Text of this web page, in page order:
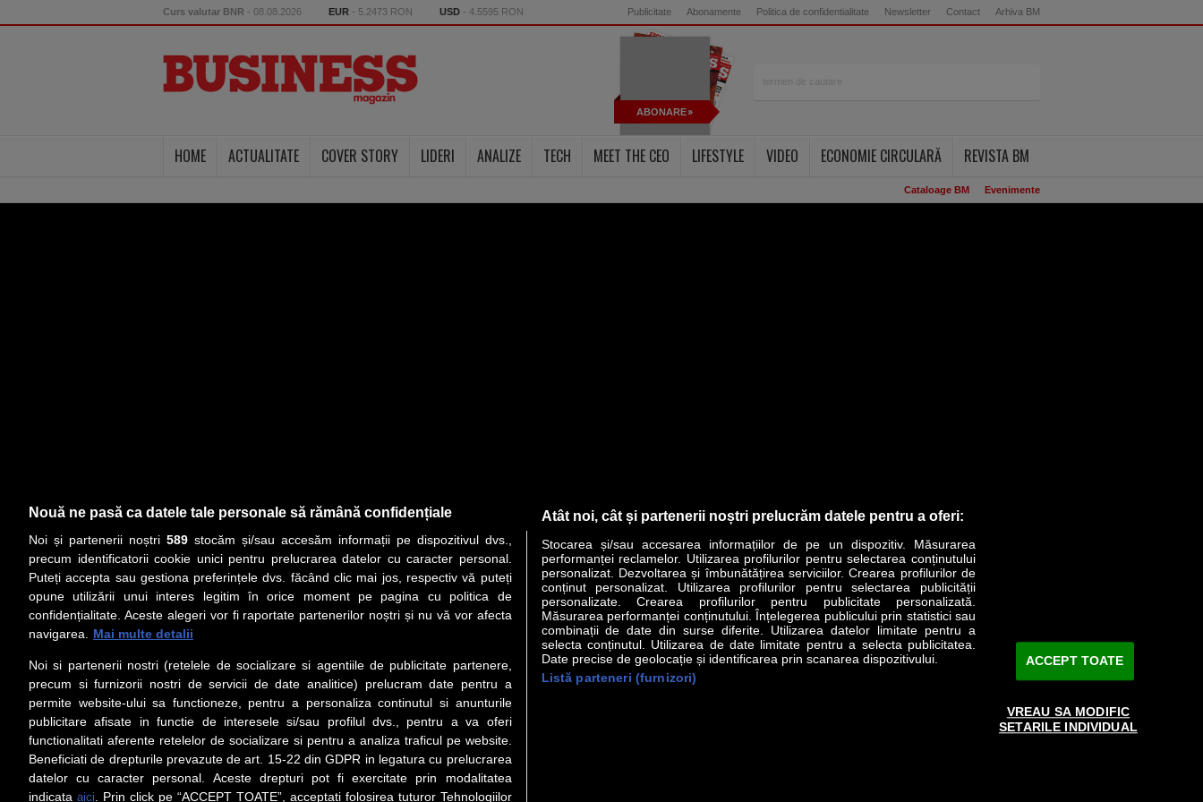
Curs valutar BNR - 08.08.2026 EUR - 5.2473 RON USD - 4.5595 RON Publicitate Abonamente Politica de confidentialitate Newsletter Contact Arhiva BM
ABONARE
HOME ACTUALITATE COVER STORY LIDERI ANALIZE TECH MEET THE CEO LIFESTYLE VIDEO ECONOMIE CIRCULARĂ REVISTA BM
Cataloage BM Evenimente
Nouă ne pasă ca datele tale personale să rămână confidențiale
Noi și partenerii noștri 589stocăm și/sau accesăm informații pe dispozitivul dvs.,
precum identificatorii cookie unici pentru prelucrarea datelor cu caracter personal.
Puteți accepta sau gestiona preferințele dvs. făcând clic mai jos, respectiv vă puteți
opune utilizării unui interes legitim în orice moment pe pagina cu politica de
confidențialitate. Aceste alegeri vor fi raportate partenerilor noștri și nu vă vor afecta
navigarea.
Mai multe detalii
Noi si partenerii nostri (retelele de socializare si agentiile de publicitate partenere,
precum si furnizorii nostri de servicii de date analitice) prelucram date pentru a
permite website-ului sa functioneze, pentru a personaliza continutul si anunturile
publicitare afisate in functie de interesele si/sau profilul dvs., pentru a va oferi
functionalitati aferente retelelor de socializare si pentru a analiza traficul pe website.
Beneficiati de drepturile prevazute de art. 15-22 din GDPR in legatura cu prelucrarea
datelor cu caracter personal. Aceste drepturi pot fi exercitate prin modalitatea
indicata aici. Prin click pe “ACCEPT TOATE”, acceptati folosirea tuturor Tehnologiilor
Atât noi, cât și partenerii noștri prelucrăm datele pentru a oferi:
Stocarea și/sau accesarea informațiilor de pe un dispozitiv. Măsurarea
performanței reclamelor. Utilizarea profilurilor pentru selectarea conținutului
personalizat. Dezvoltarea și îmbunătățirea serviciilor. Crearea profilurilor de
conținut personalizat. Utilizarea profilurilor pentru selectarea publicității
personalizate. Crearea profilurilor pentru publicitate personalizată.
Măsurarea performanței conținutului. Înțelegerea publicului prin statistici sau
combinații de date din surse diferite. Utilizarea datelor limitate pentru a
selecta conținutul. Utilizarea de date limitate pentru a selecta publicitatea.
Date precise de geolocație și identificarea prin scanarea dispozitivului.
Listă parteneri (furnizori)
ACCEPT TOATE
VREAU SA MODIFIC
SETARILE INDIVIDUAL